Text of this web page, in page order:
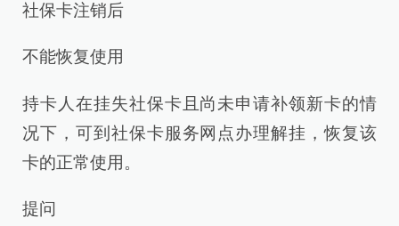
社保卡注销后
不能恢复使用
持卡人在挂失社保卡且尚未申请补领新卡的情
况下，可到社保卡服务网点办理解挂，恢复该
卡的正常使用。
提问